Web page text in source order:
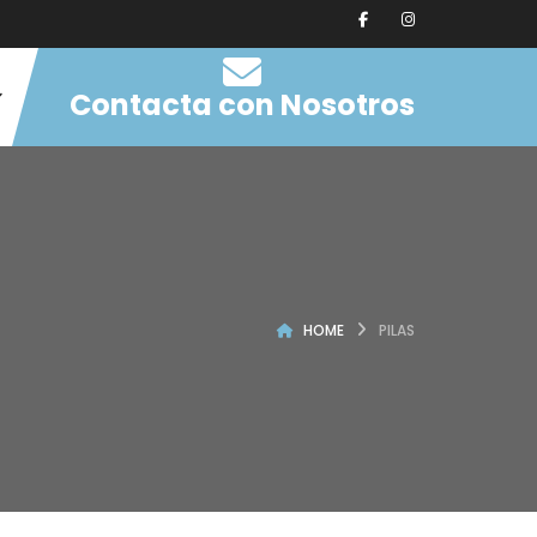
Contacta con Nosotros
HOME PILAS